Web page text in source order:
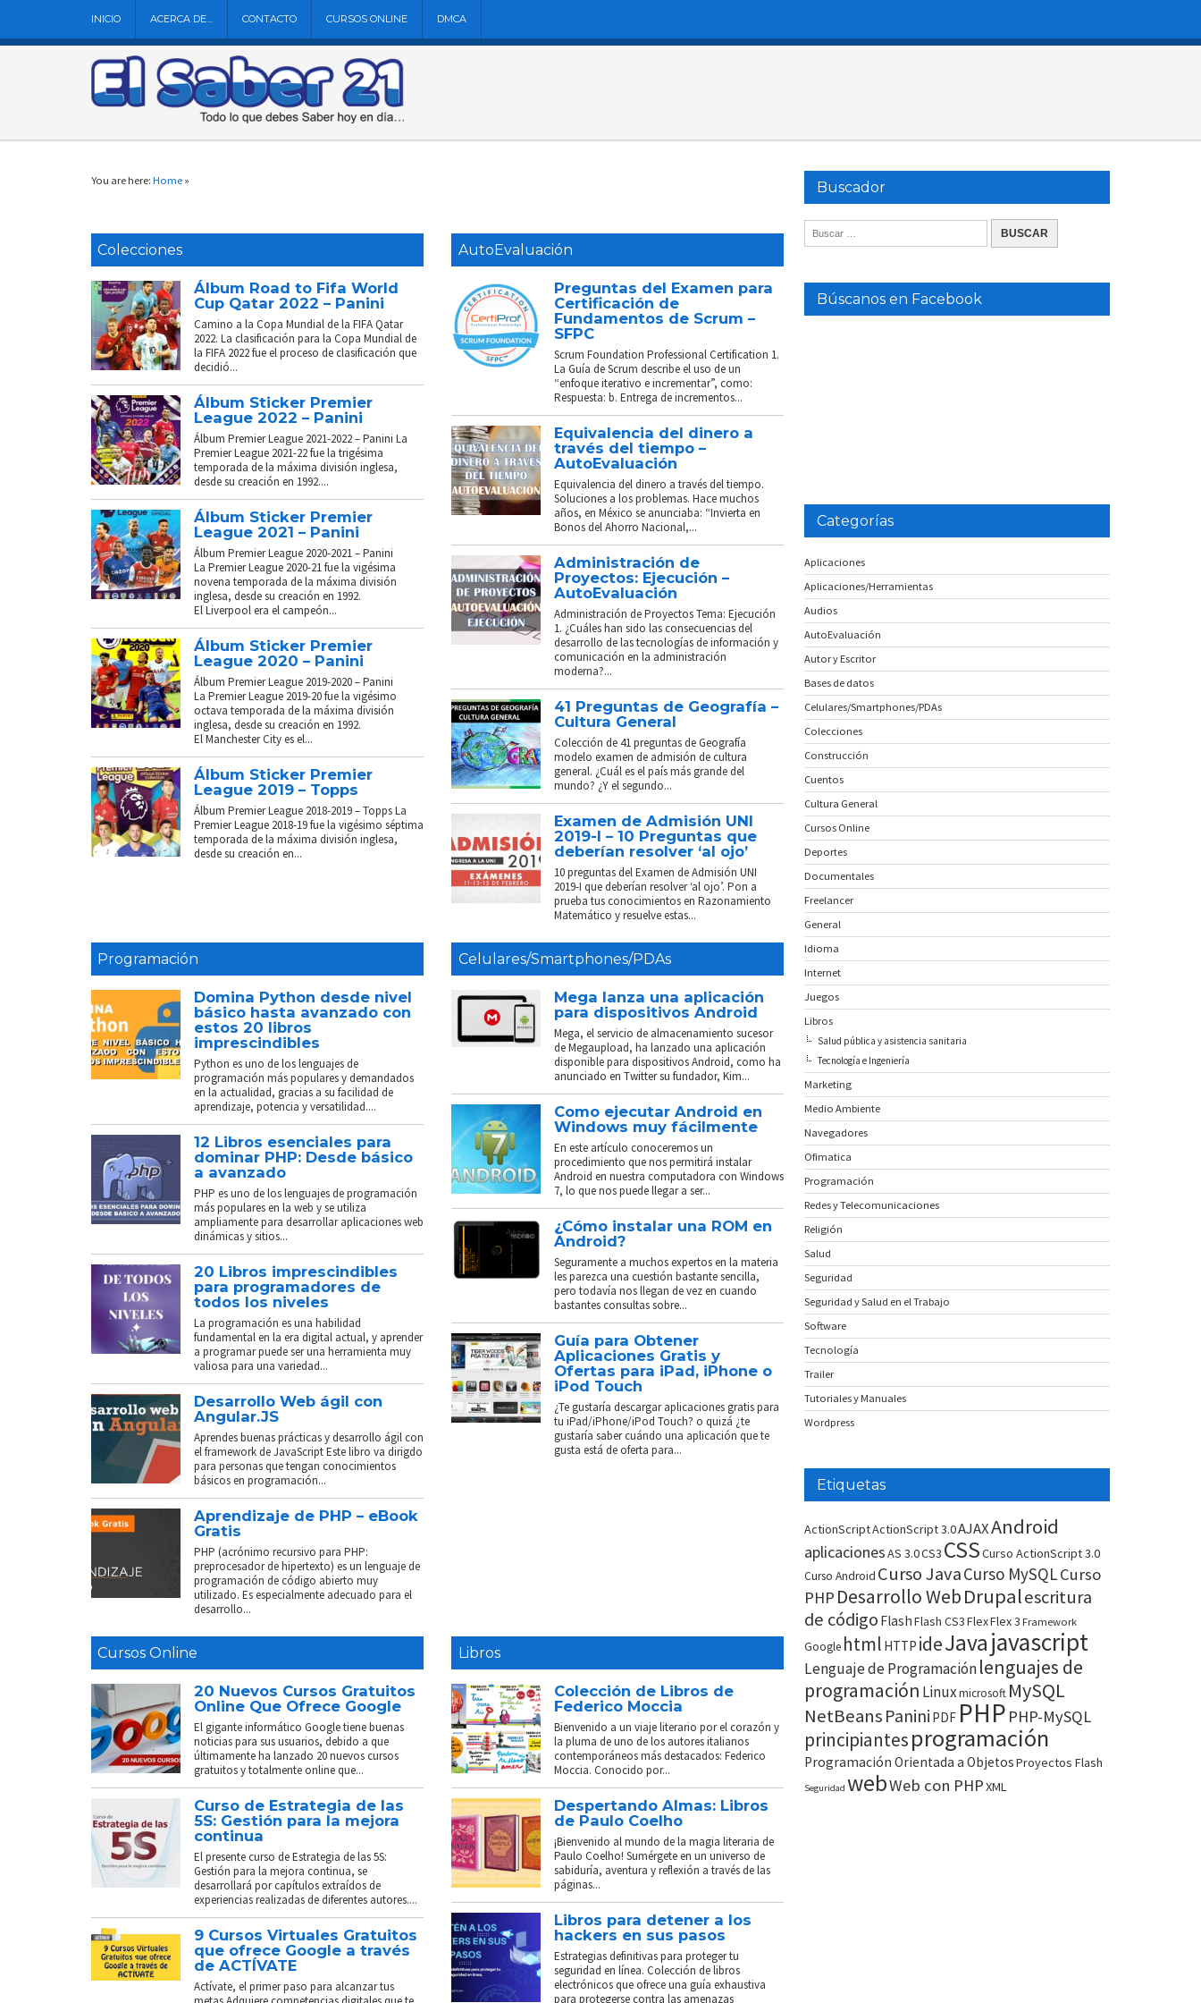
INICIO ACERCA DE… CONTACTO CURSOS ONLINE DMCA
You are here: Home »
Colecciones
Álbum Road to Fifa World
Cup Qatar 2022 – Panini
Camino a la Copa Mundial de la FIFA Qatar
2022. La clasificación para la Copa Mundial de
la FIFA 2022 fue el proceso de clasificación que
decidió...
Álbum Sticker Premier
League 2022 – Panini
Álbum Premier League 2021-2022 – Panini La
Premier League 2021-22 fue la trigésima
temporada de la máxima división inglesa,
desde su creación en 1992....
Álbum Sticker Premier
League 2021 – Panini
Álbum Premier League 2020-2021 – Panini
La Premier League 2020-21 fue la vigésima
novena temporada de la máxima división
inglesa, desde su creación en 1992.
El Liverpool era el campeón...
Álbum Sticker Premier
League 2020 – Panini
Álbum Premier League 2019-2020 – Panini
La Premier League 2019-20 fue la vigésimo
octava temporada de la máxima división
inglesa, desde su creación en 1992.
El Manchester City es el...
Álbum Sticker Premier
League 2019 – Topps
Álbum Premier League 2018-2019 – Topps La
Premier League 2018-19 fue la vigésimo séptima
temporada de la máxima división inglesa,
desde su creación en...
AutoEvaluación
Preguntas del Examen para
Certificación de
Fundamentos de Scrum –
SFPC
Scrum Foundation Professional Certification 1.
La Guía de Scrum describe el uso de un
“enfoque iterativo e incrementar”, como:
Respuesta: b. Entrega de incrementos...
Equivalencia del dinero a
través del tiempo –
AutoEvaluación
Equivalencia del dinero a través del tiempo.
Soluciones a los problemas. Hace muchos
años, en México se anunciaba: “Invierta en
Bonos del Ahorro Nacional,...
Administración de
Proyectos: Ejecución –
AutoEvaluación
Administración de Proyectos Tema: Ejecución
1. ¿Cuáles han sido las consecuencias del
desarrollo de las tecnologías de información y
comunicación en la administración
moderna?...
41 Preguntas de Geografía –
Cultura General
Colección de 41 preguntas de Geografía
modelo examen de admisión de cultura
general. ¿Cuál es el país más grande del
mundo? ¿Y el segundo...
Examen de Admisión UNI
2019-I – 10 Preguntas que
deberían resolver ‘al ojo’
10 preguntas del Examen de Admisión UNI
2019-I que deberían resolver ‘al ojo’. Pon a
prueba tus conocimientos en Razonamiento
Matemático y resuelve estas...
Programación
Domina Python desde nivel
básico hasta avanzado con
estos 20 libros
imprescindibles
Python es uno de los lenguajes de
programación más populares y demandados
en la actualidad, gracias a su facilidad de
aprendizaje, potencia y versatilidad....
12 Libros esenciales para
dominar PHP: Desde básico
a avanzado
PHP es uno de los lenguajes de programación
más populares en la web y se utiliza
ampliamente para desarrollar aplicaciones web
dinámicas y sitios...
20 Libros imprescindibles
para programadores de
todos los niveles
La programación es una habilidad
fundamental en la era digital actual, y aprender
a programar puede ser una herramienta muy
valiosa para una variedad...
Desarrollo Web ágil con
Angular.JS
Aprendes buenas prácticas y desarrollo ágil con
el framework de JavaScript Este libro va dirigdo
para personas que tengan conocimientos
básicos en programación...
Aprendizaje de PHP – eBook
Gratis
PHP (acrónimo recursivo para PHP:
preprocesador de hipertexto) es un lenguaje de
programación de código abierto muy
utilizado. Es especialmente adecuado para el
desarrollo...
Celulares/Smartphones/PDAs
Mega lanza una aplicación
para dispositivos Android
Mega, el servicio de almacenamiento sucesor
de Megaupload, ha lanzado una aplicación
disponible para dispositivos Android, como ha
anunciado en Twitter su fundador, Kim...
Como ejecutar Android en
Windows muy fácilmente
En este artículo conoceremos un
procedimiento que nos permitirá instalar
Android en nuestra computadora con Windows
7, lo que nos puede llegar a ser...
¿Cómo instalar una ROM en
Android?
Seguramente a muchos expertos en la materia
les parezca una cuestión bastante sencilla,
pero todavía nos llegan de vez en cuando
bastantes consultas sobre...
Guía para Obtener
Aplicaciones Gratis y
Ofertas para iPad, iPhone o
iPod Touch
¿Te gustaría descargar aplicaciones gratis para
tu iPad/iPhone/iPod Touch? o quizá ¿te
gustaría saber cuándo una aplicación que te
gusta está de oferta para...
Cursos Online
20 Nuevos Cursos Gratuitos
Online Que Ofrece Google
El gigante informático Google tiene buenas
noticias para sus usuarios, debido a que
últimamente ha lanzado 20 nuevos cursos
gratuitos y totalmente online que...
Curso de Estrategia de las
5S: Gestión para la mejora
continua
El presente curso de Estrategia de las 5S:
Gestión para la mejora continua, se
desarrollará por capítulos extraídos de
experiencias realizadas de diferentes autores....
9 Cursos Virtuales Gratuitos
que ofrece Google a través
de ACTÍVATE
Actívate, el primer paso para alcanzar tus
Libros
Colección de Libros de
Federico Moccia
Bienvenido a un viaje literario por el corazón y
la pluma de uno de los autores italianos
contemporáneos más destacados: Federico
Moccia. Conocido por...
Despertando Almas: Libros
de Paulo Coelho
¡Bienvenido al mundo de la magia literaria de
Paulo Coelho! Sumérgete en un universo de
sabiduría, aventura y reflexión a través de las
páginas...
Libros para detener a los
hackers en sus pasos
Estrategias definitivas para proteger tu
seguridad en línea. Colección de libros
electrónicos que ofrece una guía exhaustiva
para protegerse contra las amenazas
Buscador
Búscanos en Facebook
Categorías
Aplicaciones
Aplicaciones/Herramientas
Audios
AutoEvaluación
Autor y Escritor
Bases de datos
Celulares/Smartphones/PDAs
Colecciones
Construcción
Cuentos
Cultura General
Cursos Online
Deportes
Documentales
Freelancer
General
Idioma
Internet
Juegos
Libros
Salud pública y asistencia sanitaria
Tecnología e Ingeniería
Marketing
Medio Ambiente
Navegadores
Ofimatica
Programación
Redes y Telecomunicaciones
Religión
Salud
Seguridad
Seguridad y Salud en el Trabajo
Software
Tecnología
Trailer
Tutoriales y Manuales
Wordpress
Etiquetas
ActionScriptActionScript 3.0AJAXAndroid
aplicacionesAS 3.0CS3 CSSCurso ActionScript 3.0
Curso Android Curso JavaCurso MySQLCurso
PHP Desarrollo WebDrupalescritura
de código FlashFlash CS3FlexFlex 3 Framework
Google html HTTP ideJavajavascript
Lenguaje de Programaciónlenguajes de
programación Linuxmicrosoft MySQL
NetBeans Panini PDF PHP PHP-MySQL
principiantesprogramación
Programación Orientada a ObjetosProyectos Flash
Seguridad webWeb con PHPXML